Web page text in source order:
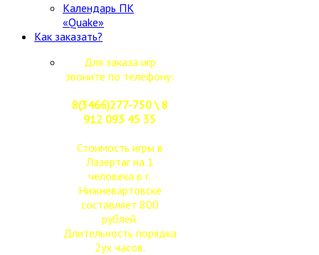
Календарь ПК
«Quake»
Как заказать?
Для заказа игр
звоните по телефону:
8(3466)277-750 \ 8
912 093 45 35
Стоимость игры в
Лазертаг на 1
человека в г.
Нижневартовске
составляет 800
рублей.
Длительность порядка
2ух часов.